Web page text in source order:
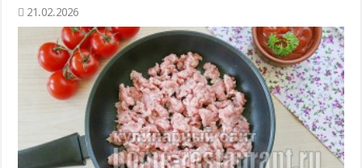
21.02.2026